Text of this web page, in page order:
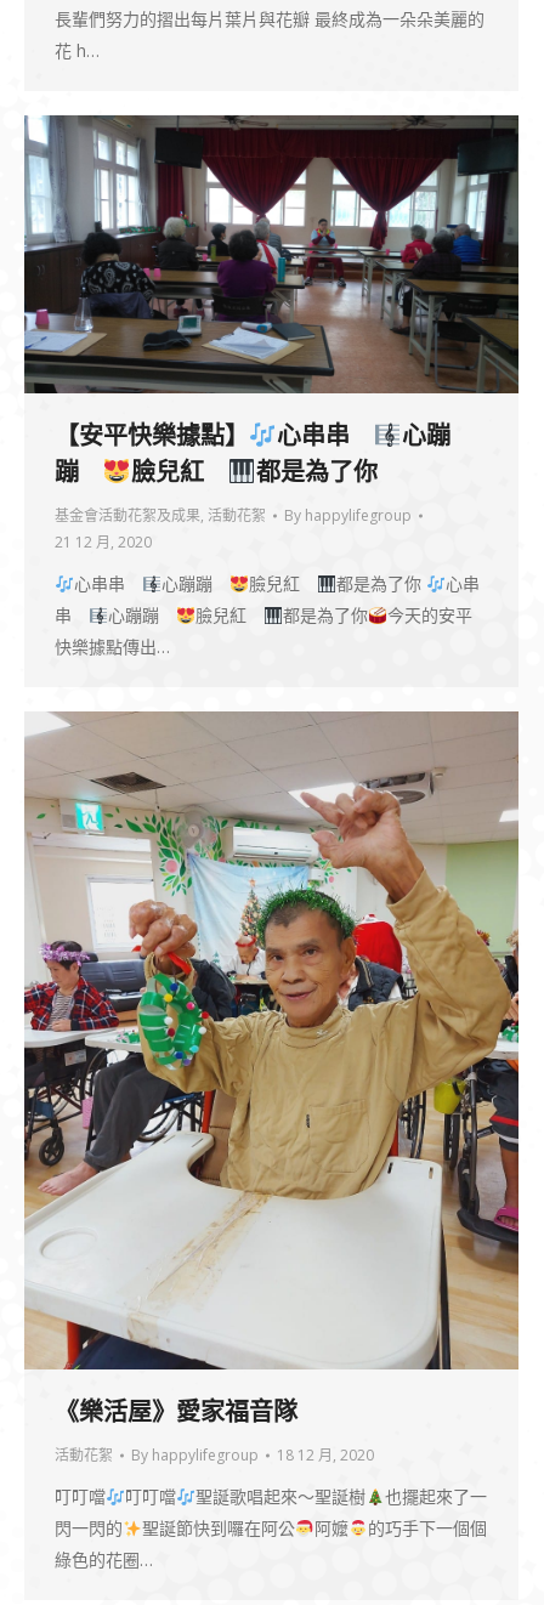
長輩們努力的摺出每片葉片與花瓣 最終成為一朵朵美麗的
花 h…
【安平快樂據點】 心串串
心蹦
蹦
臉兒紅 都是為了你
基金會活動花絮及成果, 活動花絮 By happylifegroup
21 12 月, 2020
心串串 心蹦蹦 臉兒紅 都是為了你
心串
串
心蹦蹦 臉兒紅 都是為了你
今天的安平
快樂據點傳出…
《樂活屋》愛家福音隊
活動花絮 By happylifegroup 18 12 月, 2020
叮叮噹 叮叮噹 聖誕歌唱起來～聖誕樹
也擺起來了一
閃一閃的
聖誕節快到囉在阿公 阿嬤
的巧手下一個個
綠色的花圈…